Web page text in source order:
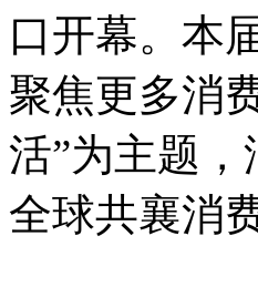
口开幕。本
聚焦更多消
活”为主题
全球共襄消